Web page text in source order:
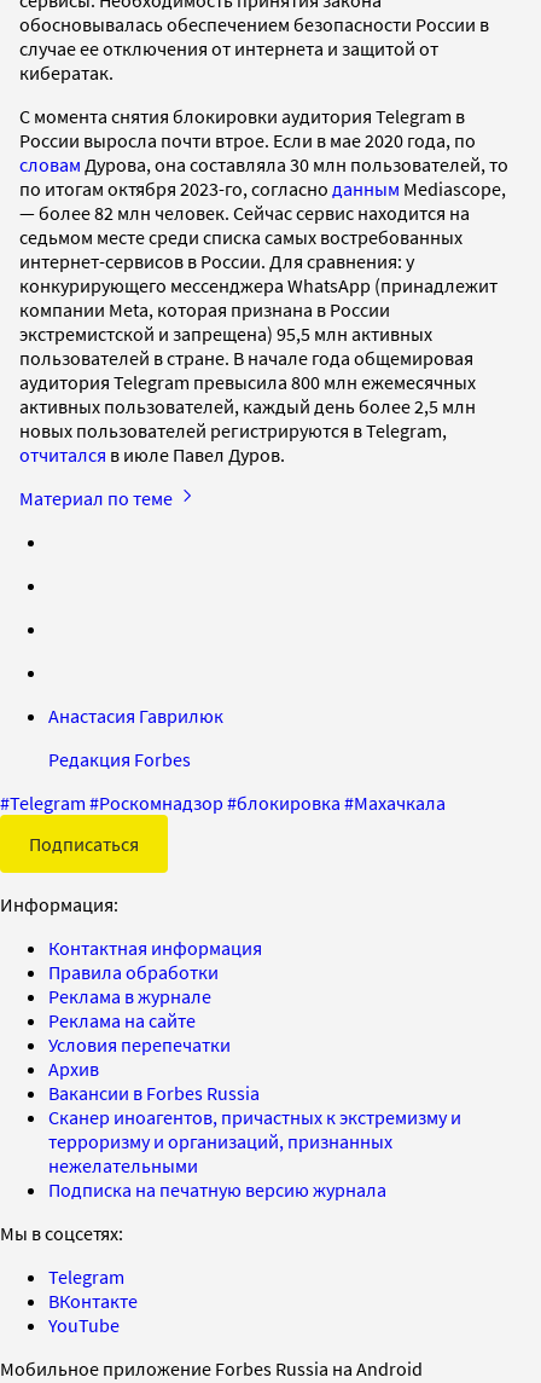
обосновывалась обеспечением безопасности России в
случае ее отключения от интернета и защитой от
кибератак.
С момента снятия блокировки аудитория Telegram в
России выросла почти втрое. Если в мае 2020 года, по
словам Дурова, она составляла 30 млн пользователей, то
по итогам октября 2023-го, согласно данным Mediascope,
— более 82 млн человек. Сейчас сервис находится на
седьмом месте среди списка самых востребованных
интернет-сервисов в России. Для сравнения: у
конкурирующего мессенджера WhatsАpp (принадлежит
компании Meta, которая признана в России
экстремистской и запрещена) 95,5 млн активных
пользователей в стране. В начале года общемировая
аудитория Telegram превысила 800 млн ежемесячных
активных пользователей, каждый день более 2,5 млн
новых пользователей регистрируются в Telegram,
отчитался в июле Павел Дуров.
Материал по теме
Анастасия Гаврилюк
Редакция Forbes
#Telegram #Роскомнадзор #блокировка #Махачкала
Подписаться
Информация:
Контактная информация
Правила обработки
Реклама в журнале
Реклама на сайте
Условия перепечатки
Архив
Вакансии в Forbes Russia
Сканер иноагентов, причастных к экстремизму и
терроризму и организаций, признанных
нежелательными
Подписка на печатную версию журнала
Мы в соцсетях:
Telegram
ВКонтакте
YouTube
Мобильное приложение Forbes Russia на Android